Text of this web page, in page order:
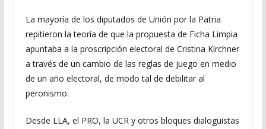
La mayoría de los diputados de Unión por la Patria
repitieron la teoría de que la propuesta de Ficha Limpia
apuntaba a la proscripción electoral de Cristina Kirchner
a través de un cambio de las reglas de juego en medio
de un año electoral, de modo tal de debilitar al
peronismo.
Desde LLA, el PRO, la UCR y otros bloques dialoguistas